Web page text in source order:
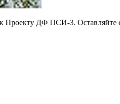
Проекту ДФ ПСИ-3. Оставляйте